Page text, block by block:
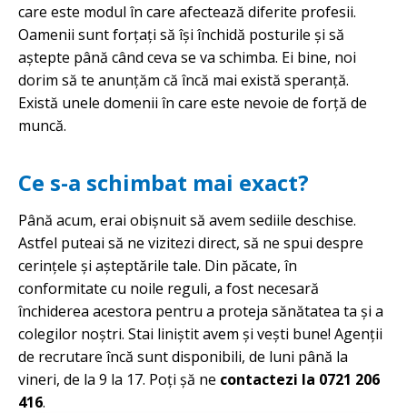
care este modul în care afectează diferite profesii.
Oamenii sunt forțați să își închidă posturile și să
aștepte până când ceva se va schimba. Ei bine, noi
dorim să te anunțăm că încă mai există speranță.
Există unele domenii în care este nevoie de forță de
muncă.
Ce s-a schimbat mai exact?
Până acum, erai obișnuit să avem sediile deschise.
Astfel puteai să ne vizitezi direct, să ne spui despre
cerințele și așteptările tale. Din păcate, în
conformitate cu noile reguli, a fost necesară
închiderea acestora pentru a proteja sănătatea ta și a
colegilor noștri. Stai liniștit avem și vești bune! Agenții
de recrutare încă sunt disponibili, de luni până la
vineri, de la 9 la 17. Poți șă ne contactezi la 0721 206
416.